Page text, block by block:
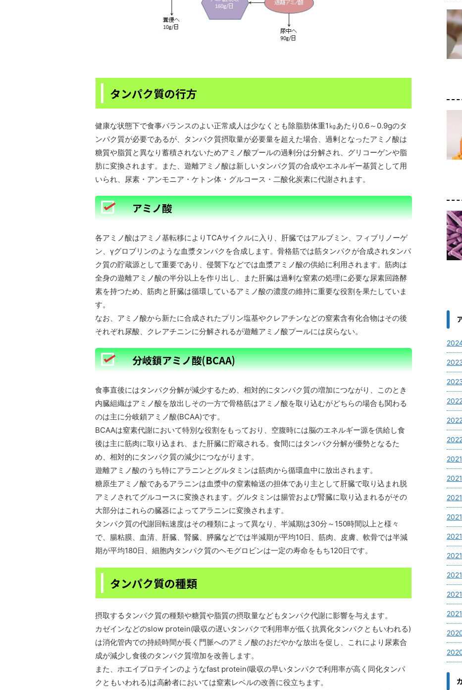
タンパク質の行方
健康な状態下で食事バランスのよい正常成人は少なくとも除脂肪体重1㎏あたり0.6～0.9gのタ
ンパク質が必要であるが、タンパク質摂取量が必要量を超えた場合、過剰となったアミノ酸は
糖質や脂質と異なり蓄積されないためアミノ酸プールの過剰分は分解され、グリコーゲンや脂
肪に変換されます。また、遊離アミノ酸は新しいタンパク質の合成やエネルギー基質として用
いられ、尿素・アンモニア・ケトン体・グルコース・二酸化炭素に代謝されます。
アミノ酸
各アミノ酸はアミノ基転移によりTCAサイクルに入り、肝臓ではアルブミン、フィブリノーゲ
ン、γグロブリンのような血漿タンパクを合成します。骨格筋では筋タンパクが合成されタンパ
ク質の貯蔵源として重要であり、侵襲下などでは血漿アミノ酸の供給に利用されます。筋肉は
全身の遊離アミノ酸の半分以上を作り出し、また肝臓は過剰な窒素の処理に必要な尿素回路酵
素を持つため、筋肉と肝臓は循環しているアミノ酸の濃度の維持に重要な役割を果たしていま
す。
なお、アミノ酸から新たに合成されたプリン塩基やクレアチンなどの窒素含有化合物はその後
それぞれ尿酸、クレアチニンに分解されるが遊離アミノ酸プールには戻らない。
分岐鎖アミノ酸(BCAA)
食事直後にはタンパク分解が減少するため、相対的にタンパク質の増加につながり、このとき
内臓組織はアミノ酸を放出しその一方で骨格筋はアミノ酸を取り込むがどちらの場合も関わる
のは主に分岐鎖アミノ酸(BCAA)です。
BCAAは窒素代謝において特別な役割をもっており、空腹時には脳のエネルギー源を供給し食
後は主に筋肉に取り込まれ、また肝臓に貯蔵される。食間にはタンパク分解が優勢となるた
め、相対的にタンパク質の減少につながります。
遊離アミノ酸のうち特にアラニンとグルタミンは筋肉から循環血中に放出されます。
糖原生アミノ酸であるアラニンは血漿中の窒素輸送の担体であり主として肝臓で取り込まれ脱
アミノされてグルコースに変換されます。グルタミンは腸管および腎臓に取り込まれるがその
大部分はこれらの臓器によってアラニンに変換されます。
タンパク質の代謝回転速度はその種類によって異なり、半減期は30分～150時間以上と様々
で、腸粘膜、血清、肝臓、腎臓、膵臓などでは半減期が平均10日、筋肉、皮膚、軟骨では半減
期が平均180日、細胞内タンパク質のヘモグロビンは一定の寿命をもち120日です。
タンパク質の種類
摂取するタンパク質の種類や糖質や脂質の摂取量などもタンパク代謝に影響を与えます。
カゼインなどのslow protein(吸収の遅いタンパクで利用率が低く抗異化タンパクともいわれる)
は消化管内での持続時間が長く門脈へのアミノ酸のおだやかな放出を促し、これにより尿素合
成が減少し食後のタンパク質増加を改善します。
また、ホエイプロテインのようなfast protein(吸収の早いタンパクで利用率が高く同化タンパ
クともいわれる)は高齢者においては窒素レベルの改善に役立ちます。